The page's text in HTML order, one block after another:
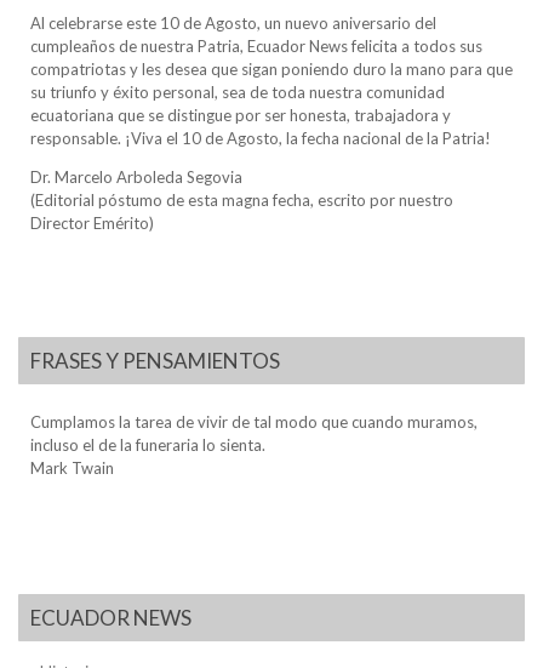
Al celebrarse este 10 de Agosto, un nuevo aniversario del
cumpleaños de nuestra Patria, Ecuador News felicita a todos sus
compatriotas y les desea que sigan poniendo duro la mano para que
su triunfo y éxito personal, sea de toda nuestra comunidad
ecuatoriana que se distingue por ser honesta, trabajadora y
responsable. ¡Viva el 10 de Agosto, la fecha nacional de la Patria!
Dr. Marcelo Arboleda Segovia
(Editorial póstumo de esta magna fecha, escrito por nuestro
Director Emérito)
FRASES Y PENSAMIENTOS
Cumplamos la tarea de vivir de tal modo que cuando muramos,
incluso el de la funeraria lo sienta.
Mark Twain
ECUADOR NEWS